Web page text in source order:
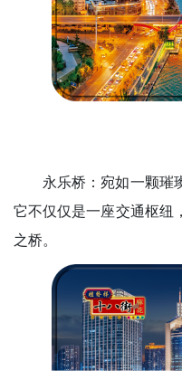
永乐桥：宛如一颗璀
它不仅仅是一座交通枢纽
之桥。